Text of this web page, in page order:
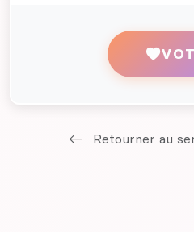
Retourner au